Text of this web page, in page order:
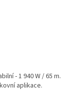
- 1 940 W / 65 m.
aplikace.